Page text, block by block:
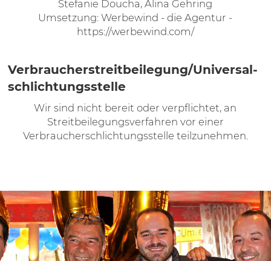
Stefanie Doucha, Alina Gehring
Umsetzung: Werbewind - die Agentur -
https://werbewind.com/
Verbraucher­streit­beilegung/Universal­
schlichtungs­stelle
Wir sind nicht bereit oder verpflichtet, an
Streitbeilegungsverfahren vor einer
Verbraucherschlichtungsstelle teilzunehmen.